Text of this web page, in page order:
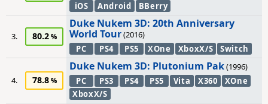
iOS
Android BBerry
3. 80.2
Duke Nukem 3D: 20th Anniversary
World Tour(2016)
PC
PS4 PS5 XOne XboxX/S Switch
4. 78.8
Duke Nukem 3D: Plutonium Pak(1996)
PC
PS3 PS4 PS5 Vita X360
XOne
XboxX/S